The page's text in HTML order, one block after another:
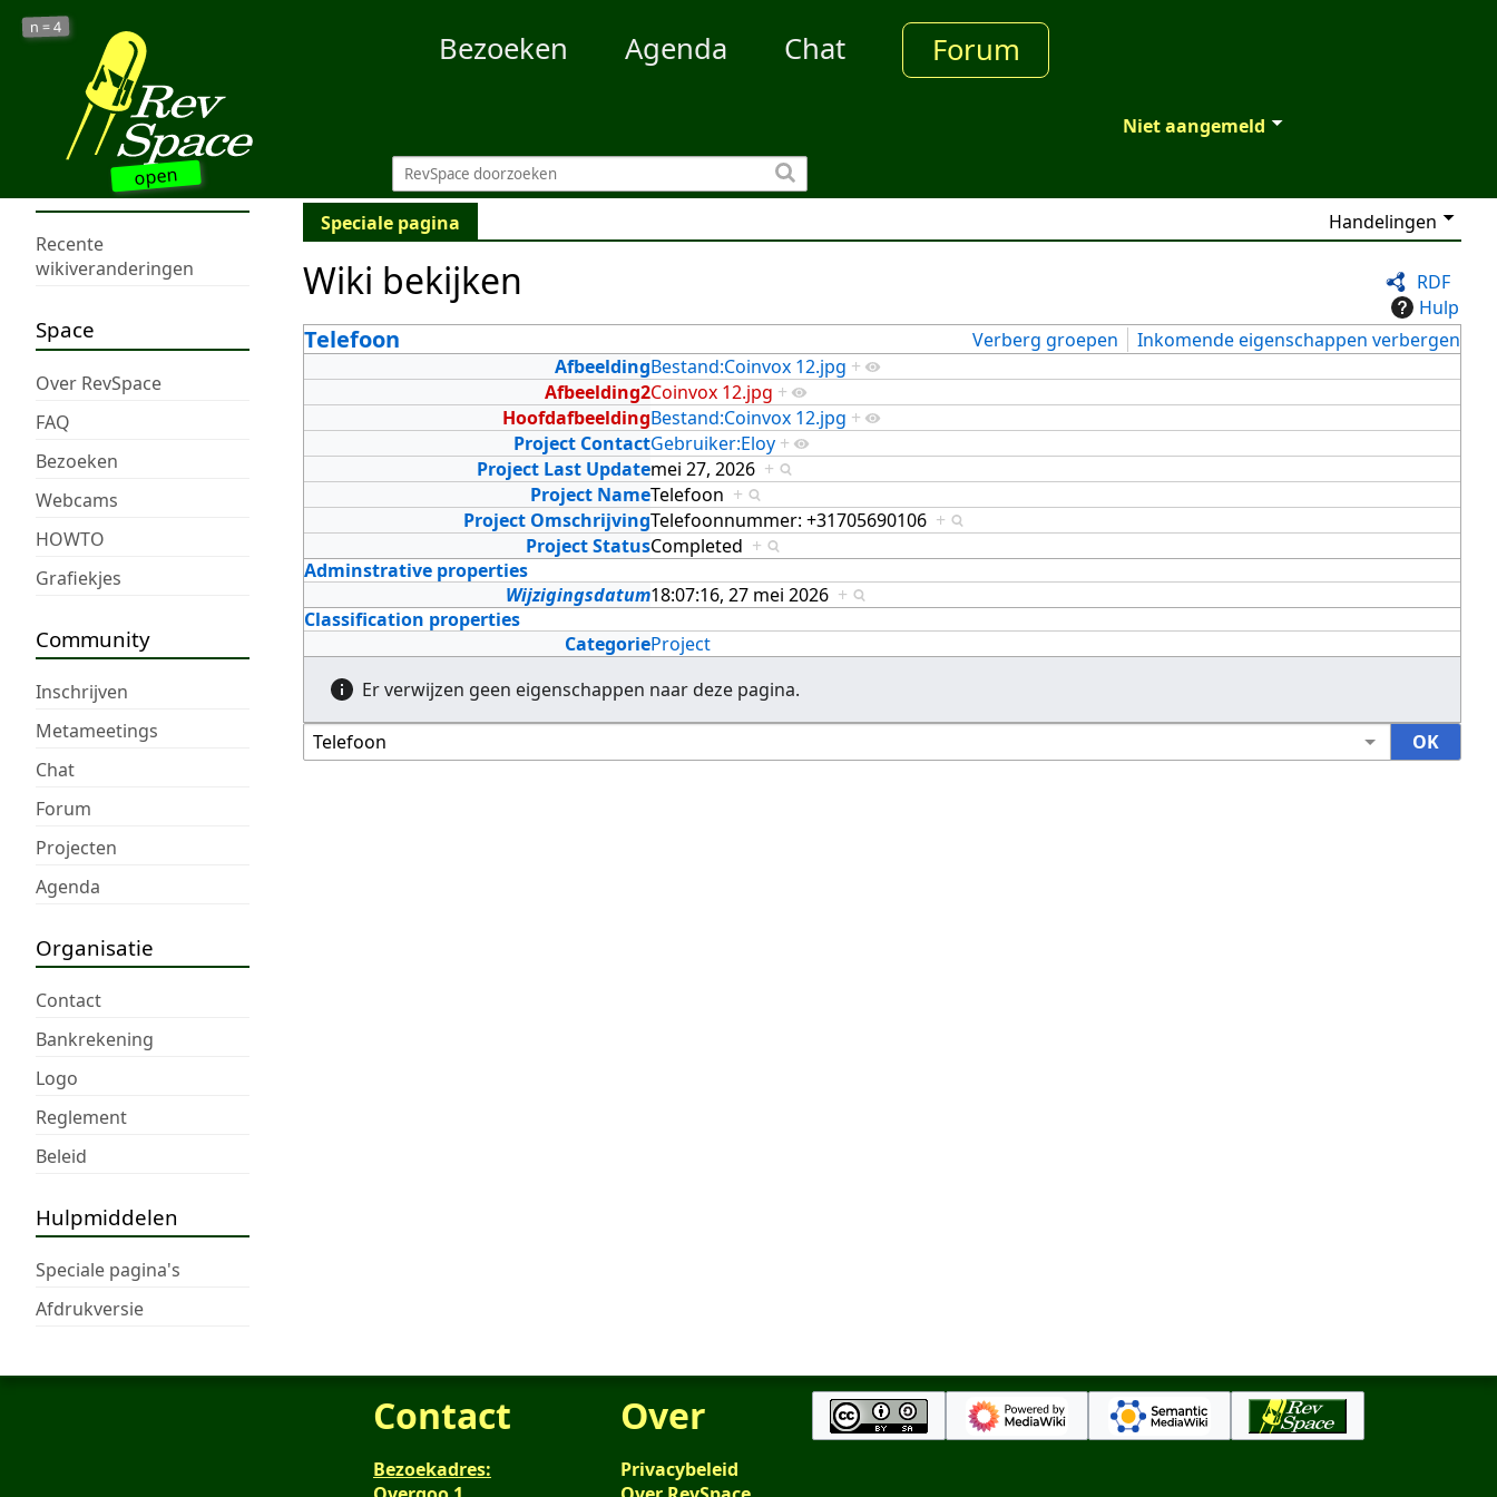
open
n =4
Bezoeken Agenda Chat Forum
Niet aangemeld
Recente
wikiveranderingen
Space
Over RevSpace
FAQ
Bezoeken
Webcams
HOWTO
Grafiekjes
Community
Inschrijven
Metameetings
Chat
Forum
Projecten
Agenda
Organisatie
Contact
Bankrekening
Logo
Reglement
Beleid
Hulpmiddelen
Speciale pagina's
Afdrukversie
Speciale pagina Handelingen
RDF
Hulp
Wiki bekijken
Telefoon Verberg groepen
Inkomende eigenschappen verbergen
AfbeeldingBestand:Coinvox 12.jpg +
Afbeelding2Coinvox 12.jpg +
HoofdafbeeldingBestand:Coinvox 12.jpg +
Project ContactGebruiker:Eloy +
Project Last Updatemei 27, 2026 +
Project NameTelefoon +
Project OmschrijvingTelefoonnummer: +31705690106 +
Project StatusCompleted +
Adminstrative properties
Wijzigingsdatum18:07:16, 27 mei 2026 +
Classification properties
CategorieProject
Er verwijzen geen eigenschappen naar deze pagina.
Contact
Bezoekadres:
Over
Privacybeleid